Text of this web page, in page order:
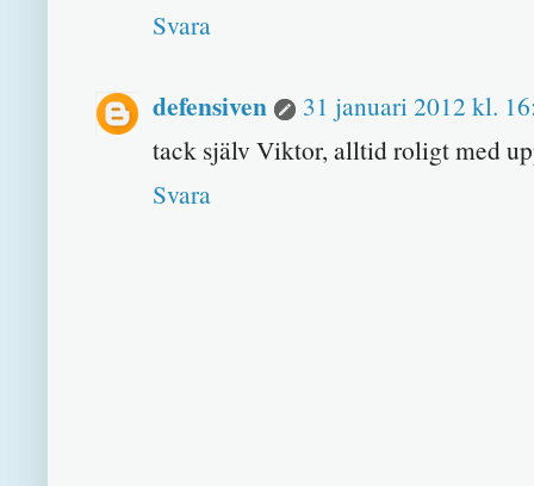
Svara
defensiven
31 januari 2012 kl.
tack själv Viktor, alltid roligt med
Svara